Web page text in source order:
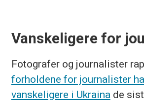
Vanskeligere for
Fotografer og journalister
forholdene for journalister
vanskeligere i Ukrainade